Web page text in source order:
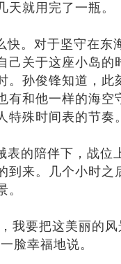
天就用完了一瓶。
。对于坚守在东
己关于这座小岛的
。孙俊锋知道，此
有和他一样的海空
特殊时间表的节奏。
的陪伴下，战位
到来。几个小时之
。
要把这美丽的风
脸幸福地说。